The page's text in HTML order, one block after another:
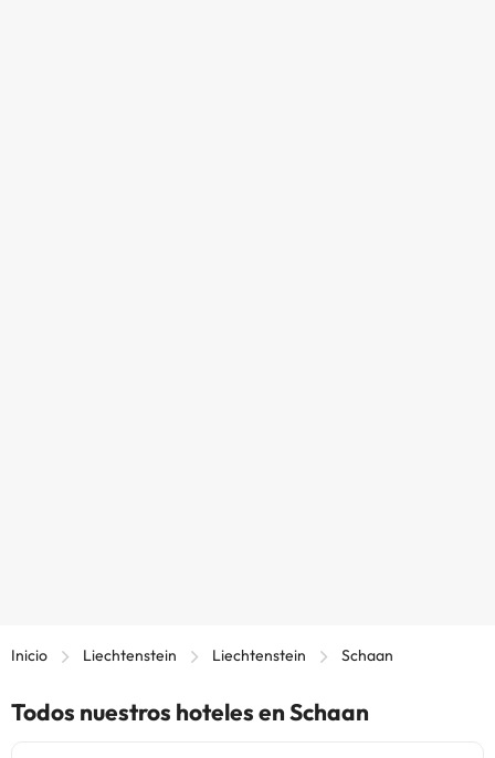
Inicio Liechtenstein Liechtenstein Schaan
Todos nuestros hoteles en Schaan